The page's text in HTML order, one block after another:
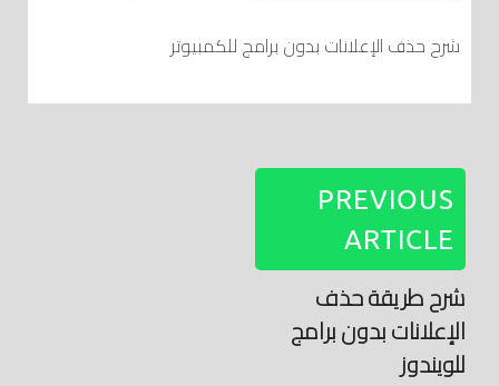
شرح حذف الإعلانات بدون برامج للكمبيوتر
PREVIOUS
ARTICLE
شرح طريقة حذف
الإعلانات بدون برامج
للويندوز